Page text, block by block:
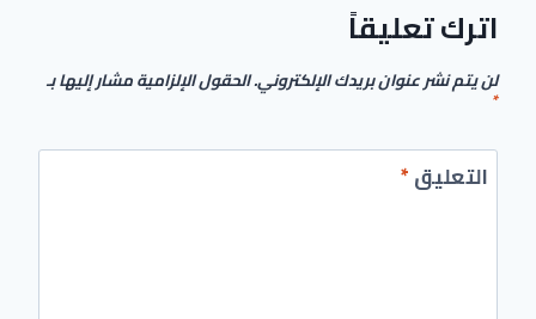
اترك تعليقاً
لن يتم نشر عنوان بريدك الإلكتروني.الحقول الإلزامية مشار إليها بـ
*
التعليق*